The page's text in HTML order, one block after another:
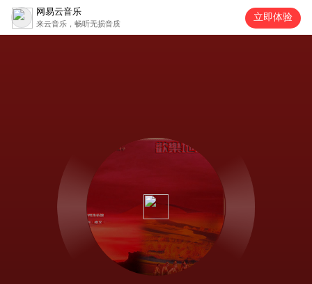
网易云音乐
来云音乐，畅听无损音质
立即体验